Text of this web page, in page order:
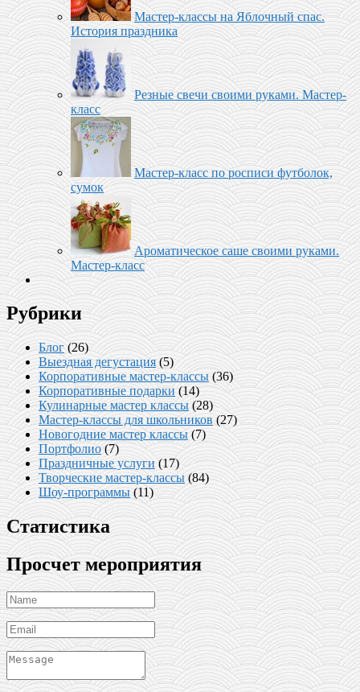
Мастер-классы на Яблочный спас.
История праздника
Резные свечи своими руками. Мастер-
класс
Мастер-класс по росписи футболок,
сумок
Ароматическое саше своими руками.
Мастер-класс
Рубрики
Блог (26)
Выездная дегустация (5)
Корпоративные мастер-классы (36)
Корпоративные подарки(14)
Кулинарные мастер классы(28)
Мастер-классы для школьников (27)
Новогодние мастер классы (7)
Портфолио(7)
Праздничные услуги (17)
Творческие мастер-классы (84)
Шоу-программы (11)
Статистика
Просчет мероприятия